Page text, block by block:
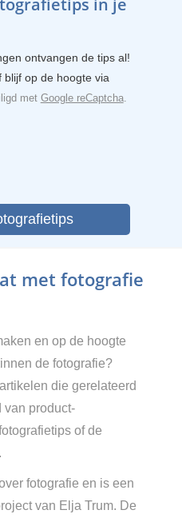
ontvangen de tips al!
blijf op de hoogte via
met Google reCaptcha.
met fotografie
en op de hoogte
de fotografie?
die gerelateerd
van product-
of de
fotografie en is een
van Elja Trum. De